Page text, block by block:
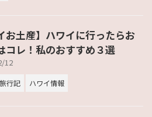
お土産】ハワイに行ったらお
コレ！私のおすすめ３選
12
旅行記 ハワイ情報